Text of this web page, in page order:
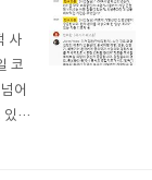
사
코
어
있으
감